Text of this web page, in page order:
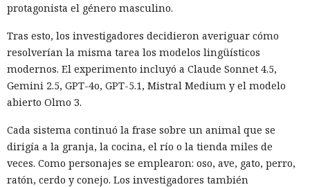
protagonista el género masculino.
Tras esto, los investigadores decidieron averiguar cómo
resolverían la misma tarea los modelos lingüísticos
modernos. El experimento incluyó a Claude Sonnet 4.5,
Gemini 2.5, GPT-4o, GPT-5.1, Mistral Medium y el modelo
abierto Olmo 3.
Cada sistema continuó la frase sobre un animal que se
dirigía a la granja, la cocina, el río o la tienda miles de
veces. Como personajes se emplearon: oso, ave, gato, perro,
ratón, cerdo y conejo. Los investigadores también